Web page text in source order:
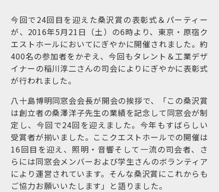
今回で24回目を迎えた桑沢賞の表彰式＆パーティー
が、2016年5月21日（土）の6時より、東京・原宿ク
エストホールにおいてにぎやかに開催されました。約
400名の参加者をかぞえ、今回もタレント＆工業デザ
イナーの稲川淳二さんの司会によりにぎやかに表彰式
が行われました。
八十島博明同窓会会長が開会の挨拶で、「この桑沢賞
は創立者の桑澤洋子先生の業績を記念して同窓会が制
定し、今回で24回を迎えました。今年もすばらしい
受賞者が揃いました。ここクエストホールでの開催は
16回目を迎え、照明・音響そして一流の司会者、さ
らには同窓会メンバーおよび学生さんのボランティア
により運営されています。そんな桑沢賞にこれからも
ご協力お願いいたします」と語りました。